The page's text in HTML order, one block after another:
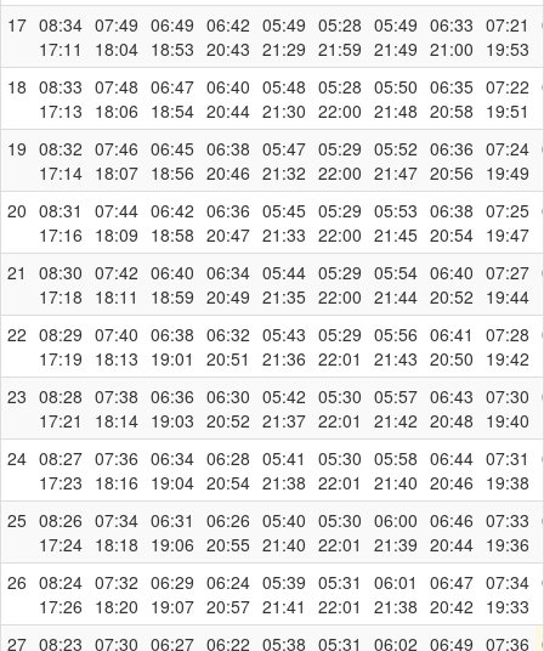
17 08:34
17:11
07:49
18:04
06:49
18:53
06:42
20:43
05:49
21:29
05:28
21:59
05:49
21:49
06:33
21:00
07:21
19:53
18 08:33
17:13
07:48
18:06
06:47
18:54
06:40
20:44
05:48
21:30
05:28
22:00
05:50
21:48
06:35
20:58
07:22
19:51
19 08:32
17:14
07:46
18:07
06:45
18:56
06:38
20:46
05:47
21:32
05:29
22:00
05:52
21:47
06:36
20:56
07:24
19:49
20 08:31
17:16
07:44
18:09
06:42
18:58
06:36
20:47
05:45
21:33
05:29
22:00
05:53
21:45
06:38
20:54
07:25
19:47
21
08:30
17:18
07:42
18:11
06:40
18:59
06:34
20:49
05:44
21:35
05:29
22:00
05:54
21:44
06:40
20:52
07:27
19:44
22 08:29
17:19
07:40
18:13
06:38
19:01
06:32
20:51
05:43
21:36
05:29
22:01
05:56
21:43
06:41
20:50
07:28
19:42
23 08:28
17:21
07:38
18:14
06:36
19:03
06:30
20:52
05:42
21:37
05:30
22:01
05:57
21:42
06:43
20:48
07:30
19:40
24 08:27
17:23
07:36
18:16
06:34
19:04
06:28
20:54
05:41
21:38
05:30
22:01
05:58
21:40
06:44
20:46
07:31
19:38
25 08:26
17:24
07:34
18:18
06:31
19:06
06:26
20:55
05:40
21:40
05:30
22:01
06:00
21:39
06:46
20:44
07:33
19:36
26 08:24
17:26
07:32
18:20
06:29
19:07
06:24
20:57
05:39
21:41
05:31
22:01
06:01
21:38
06:47
20:42
07:34
19:33
27 08:23 07:30 06:27 06:22 05:38 05:31
06:02 06:49 07:36